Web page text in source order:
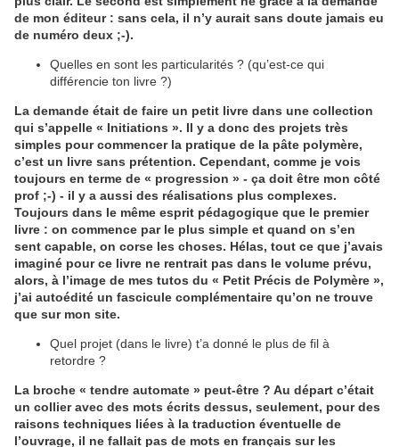
de mon éditeur : sans cela, il n’y aurait sans doute jamais eu
de numéro deux ;-).
Quelles en sont les particularités ? (qu’est-ce qui
différencie ton livre ?)
La demande était de faire un petit livre dans une collection
qui s’appelle « Initiations ». Il y a donc des projets très
simples pour commencer la pratique de la pâte polymère,
c’est un livre sans prétention. Cependant, comme je vois
toujours en terme de « progression » - ça doit être mon côté
prof ;-) - il y a aussi des réalisations plus complexes.
Toujours dans le même esprit pédagogique que le premier
livre : on commence par le plus simple et quand on s’en
sent capable, on corse les choses. Hélas, tout ce que j’avais
imaginé pour ce livre ne rentrait pas dans le volume prévu,
alors, à l’image de mes tutos du « Petit Précis de Polymère »,
j’ai autoédité un fascicule complémentaire qu’on ne trouve
que sur mon site.
Quel projet (dans le livre) t’a donné le plus de fil à
retordre ?
La broche « tendre automate » peut-être ? Au départ c’était
un collier avec des mots écrits dessus, seulement, pour des
raisons techniques liées à la traduction éventuelle de
l’ouvrage, il ne fallait pas de mots en français sur les